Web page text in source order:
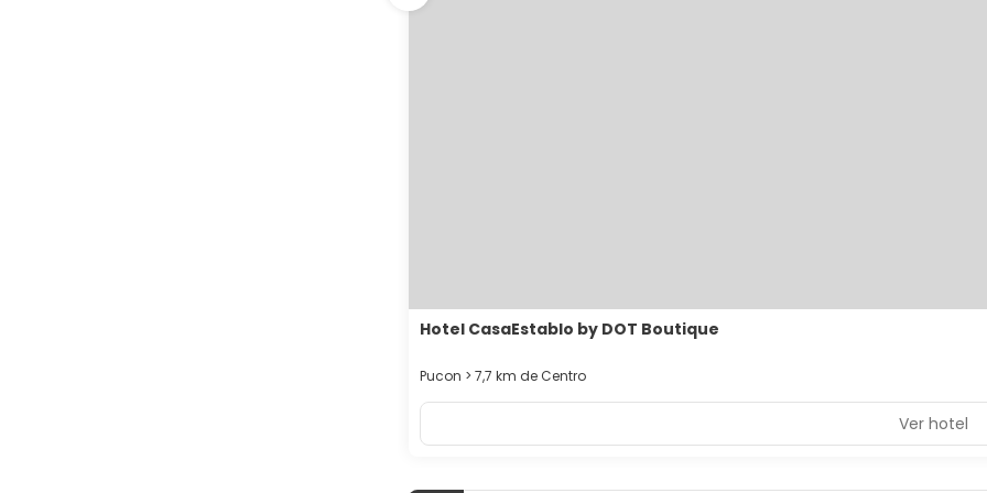
Hotel CasaEstablo by DOT Boutique
Pucon > 7,7 km de Centro
Ver hotel